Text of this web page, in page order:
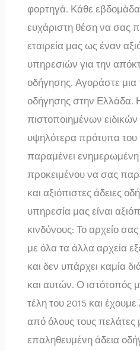
φορτηγά. Κάθε
ευχάριστη θέση να σας
εταιρεία μας ως έναν
υπηρεσιών για την
οδήγησης. Αγοράστε
οδήγησης στην Ελλάδα.
πιστοποιημένων ειδικών
υψηλότερα πρότυπα του
παραμένει ενημερωμένη
προκειμένου να σας
και αξιόπιστες άδειες
υπηρεσία μας είναι
κινδύνους: Το αρχείο σας
με όλα τα άλλα αρχεία
και δεν υπάρχει καμία
και αυτών. Ο ιστότοπός
τέλη του 2015 και έχουμε
από όλους τους πελάτες
επαληθευμένη άδεια